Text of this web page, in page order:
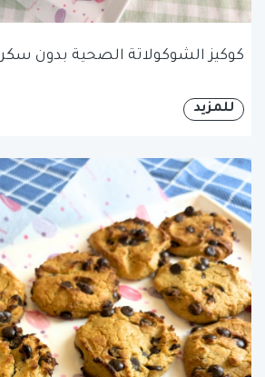
كوكيز الشوكولاتة الصحية بدون سكر
للمزيد